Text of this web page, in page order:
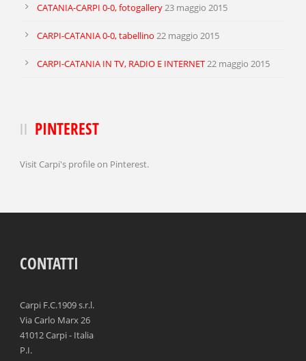
CATANIA-CARPI 0-0, fotogallery23 maggio 2015
CARPI-CATANIA 0-0, tabellino 22 maggio 2015
CARPI-CATANIA IN TV, RADIO E INTERNET22 maggio 2015
PINTEREST
Visit Carpi's profile on Pinterest.
CONTATTI
Carpi F.C.1909 s.r.l.
Via Carlo Marx 26
41012 Carpi - Italia
P.I.